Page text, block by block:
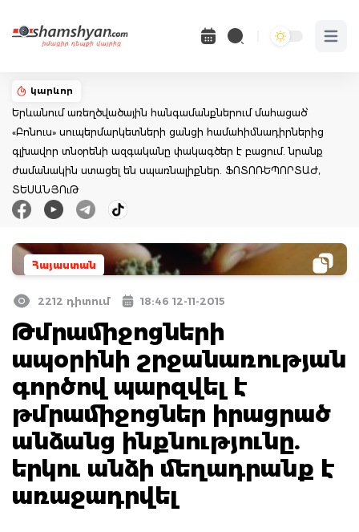
Open
կարևոր
Երևանում առեղծվածային հանգամանքներում մահացած՝
«Բոնուս» սուպերմարկետների ցանցի համահիմնադիրներից
գլխավոր տնօրենի ազգականը փակագծեր է բացում. նրանք
ժամանակին ստացել են սպառնալիքներ. ՖՈՏՈՌԵՊՈՐՏԱԺ,
ՏԵՍԱՆՅՈւԹ
Հայաստան
2212 դիտում 18:46 12-11-2015
Թմրամիջոցների
ապօրինի շրջանառության
գործով պարզվել է
թմրամիջոցներ իրացրած
անձանց ինքնությունը.
երկու անձի մեղադրանք է
առաջադրվել